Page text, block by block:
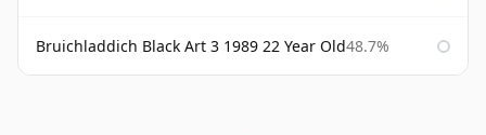
Bruichladdich Black Art 3 1989 22 Year Old48.7%